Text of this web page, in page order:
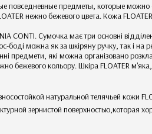
повседневные предметы, которые
нежно бежевого цвета. Кожа
CONTI. Сумочка має три основні
боді можна як за шкіряну ручку, так і на
предмети, які можна організовано
бежевого кольору. Шкіра FLOATER
натуральной телячьей кожи
зернистой поверхностью,которая